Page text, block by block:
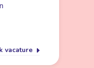
vacature